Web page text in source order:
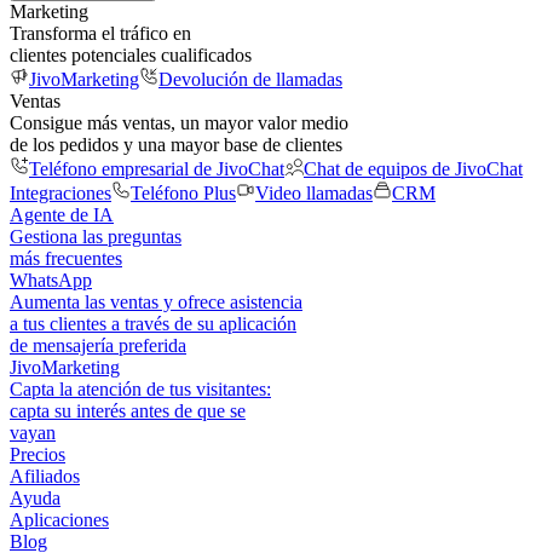
Marketing
Transforma el tráfico en
clientes potenciales cualificados
JivoMarketing
Devolución de llamadas
Ventas
Consigue más ventas, un mayor valor medio
de los pedidos y una mayor base de clientes
Teléfono empresarial de JivoChat
Chat de equipos de JivoChat
Integraciones
Teléfono Plus Video llamadas
CRM
Agente de IA
Gestiona las preguntas
más frecuentes
WhatsApp
Aumenta las ventas y ofrece asistencia
a tus clientes a través de su aplicación
de mensajería preferida
JivoMarketing
Capta la atención de tus visitantes:
capta su interés antes de que se
vayan
Precios
Afiliados
Ayuda
Aplicaciones
Blog